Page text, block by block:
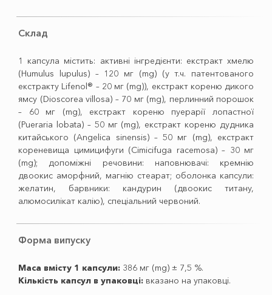
Склад
1 капсула містить: активні інгредієнти: екстракт хмелю
(Humulus lupulus) – 120 мг (mg) (у т.ч. патентованого
екстракту Lifenol® – 20 мг (mg)), екстракт кореню дикого
ямсу (Dioscorea villosa) – 70 мг (mg), перлинний порошок
– 60 мг (mg), екстракт кореню пуерарії лопастної
(Pueraria lobata) – 50 мг (mg), екстракт кореню дудника
китайського (Angelica sinensis) – 50 мг (mg), екстракт
кореневища цимицифуги (Cimicifuga racemosa) – 30 мг
(mg); допоміжні речовини: наповнювачі: кремнію
двоокис аморфний, магнію стеарат; оболонка капсули:
желатин, барвники: кандурин (двоокис титану,
алюмосилікат калію), спеціальний червоний.
Форма випуску
Маса вмісту 1 капсули: 386 мг (mg) ± 7,5 %.
Кількість капсул в упаковці: вказано на упаковці.